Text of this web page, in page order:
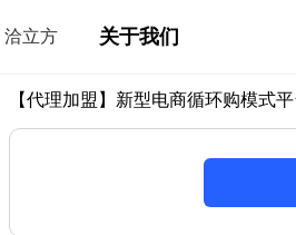
洽立方 关于我们
【代理加盟】新型电商循环购模式